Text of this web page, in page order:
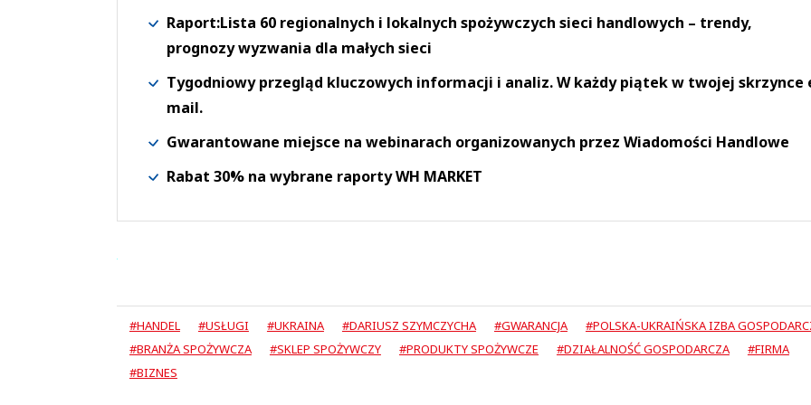
Raport:Lista 60 regionalnych i lokalnych spożywczych sieci handlowych – trendy,
prognozy wyzwania dla małych sieci
Tygodniowy przegląd kluczowych informacji i analiz. W każdy piątek w twojej skrzynce
mail.
Gwarantowane miejsce na webinarach organizowanych przez Wiadomości Handlowe
Rabat 30% na wybrane raporty WH MARKET
#HANDEL #USŁUGI #UKRAINA #DARIUSZ SZYMCZYCHA #GWARANCJA
#POLSKA-UKRAIŃSKA IZBA
#BRANŻA SPOŻYWCZA
#SKLEP SPOŻYWCZY #PRODUKTY SPOŻYWCZE #DZIAŁALNOŚĆ GOSPODARCZA
#FIRMA
#BIZNES